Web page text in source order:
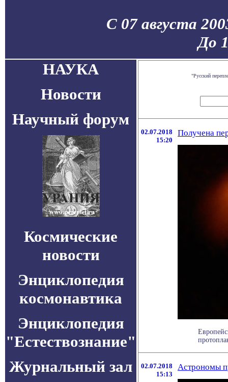
С 07 августа
До
НАУКА
Новости
Научный форум
Космические
новости
Энциклопедия
космонавтика
Энциклопедия
"Естествознание"
Журнальный зал
"Русский
02.07.2018
15:20
Получена
02.07.2018
15:13
Астрономы